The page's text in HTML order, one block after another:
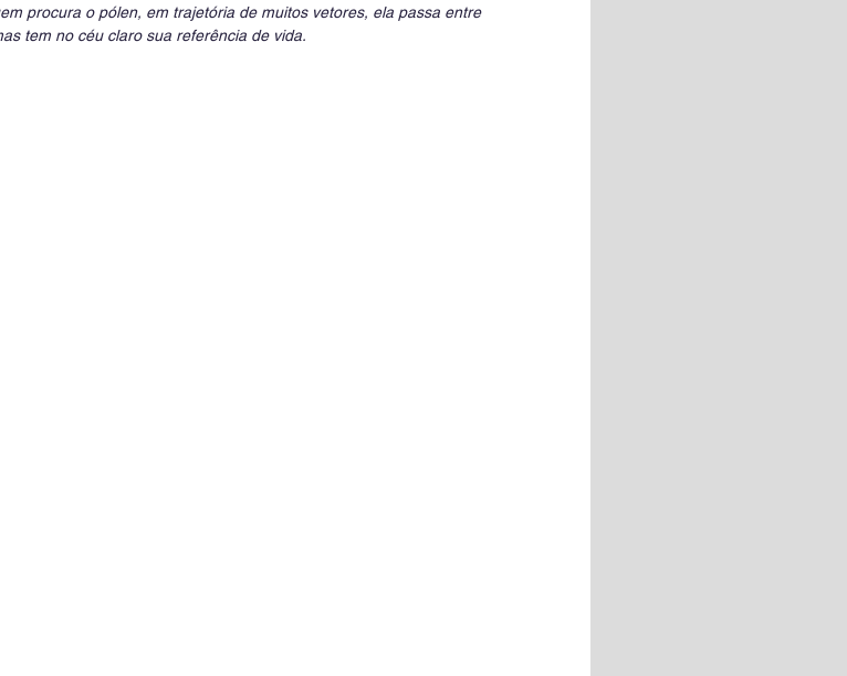
procura o pólen, em trajetória de muitos vetores, ela passa entre
tem no céu claro sua referência de vida.